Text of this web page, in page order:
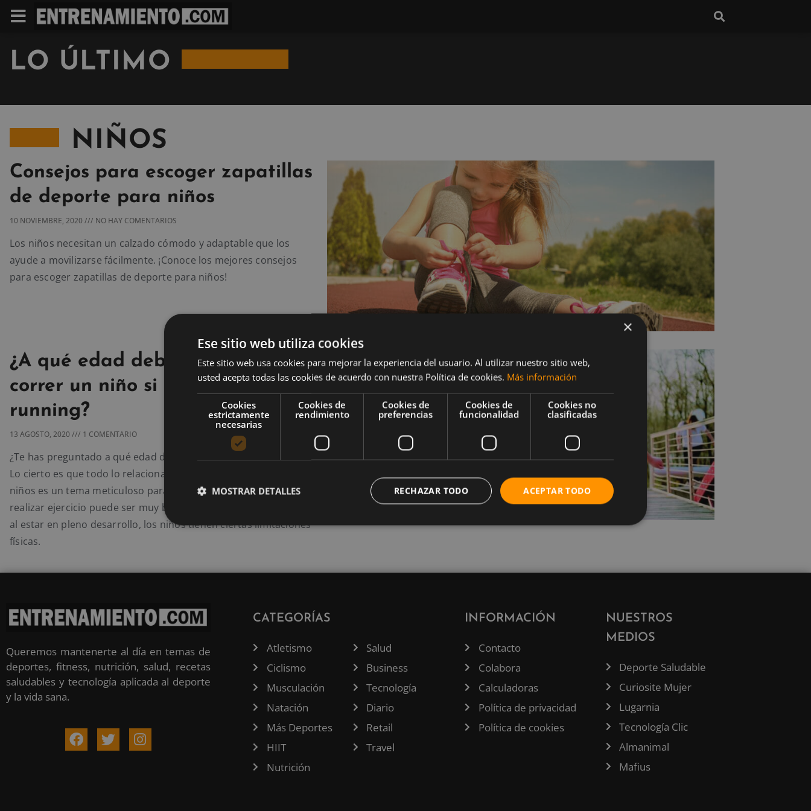
LO ÚLTIMO
NIÑOS
Consejos para escoger zapatillas
de deporte para niños
10 NOVIEMBRE, 2020 NO HAY COMENTARIOS
Los niños necesitan un calzado cómodo y adaptable que los
ayude a movilizarse fácilmente. ¡Conoce los mejores consejos
para escoger zapatillas de deporte para niños!
¿A qué edad debe empezar a
correr un niño si quiere hacer
running?
13 AGOSTO, 2020 1 COMENTARIO
¿Te has preguntado a qué edad debe empezar a correr un niño?
Lo cierto es que todo lo relacionado con el ejercicio físico y los
niños es un tema meticuloso para muchos padres. Se sabe que
realizar ejercicio puede ser muy beneficioso, pero también que
al estar en pleno desarrollo, los niños tienen ciertas limitaciones
físicas.
Queremos mantenerte al día en temas de
deportes, fitness, nutrición, salud, recetas
saludables y tecnología aplicada al deporte
y la vida sana.
CATEGORÍAS
Atletismo
Ciclismo
Musculación
Natación
Más Deportes
HIIT
Nutrición
Salud
Business
Tecnología
Diario
Retail
Travel
INFORMACIÓN
Contacto
Colabora
Calculadoras
Política de privacidad
Política de cookies
NUESTROS
MEDIOS
Deporte Saludable
Curiosite Mujer
Lugarnia
Tecnología Clic
Almanimal
Mafius
×
Ese sitio web utiliza cookies
Este sitio web usa cookies para mejorar la experiencia del usuario. Al utilizar nuestro sitio web,
usted acepta todas las cookies de acuerdo con nuestra Política de cookies. Más información
Cookies
estrictamente
necesarias
Cookies de
rendimiento
Cookies de
preferencias
Cookies de
funcionalidad
Cookies no
clasificadas
ACEPTAR TODO
RECHAZAR TODO
MOSTRAR DETALLES